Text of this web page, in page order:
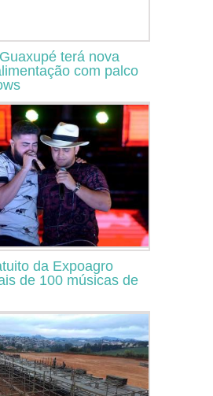
terá nova
com palco
da Expoagro
de 100 músicas de